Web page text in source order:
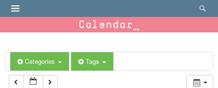
Calendar
Categories Tags
6:00 am